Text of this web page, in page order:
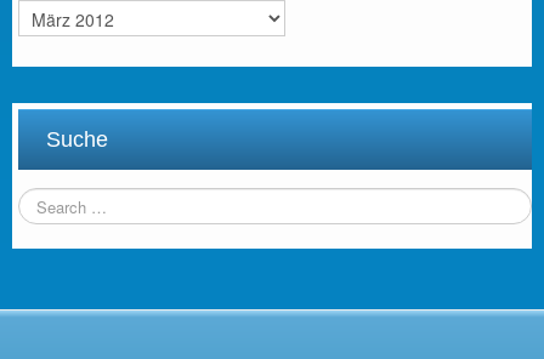
Archiv
Suche